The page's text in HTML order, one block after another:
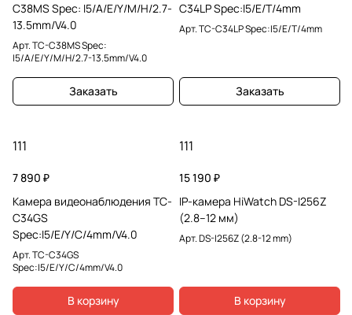
C38MS Spec: I5/A/E/Y/M/H/2.7-
13.5mm/V4.0
Арт.TC-C38MS Spec:
I5/A/E/Y/M/H/2.7-13.5mm/V4.0
Заказать
C34LP Spec:I5/E/T/4mm
Арт.TC-C34LP Spec:I5/E/T/4mm
Заказать
111
7 890 ₽
Камера видеонаблюдения TC-
C34GS
Spec:I5/E/Y/C/4mm/V4.0
Арт.TC-C34GS
Spec:I5/E/Y/C/4mm/V4.0
В корзину
111
15 190 ₽
IP-камера HiWatch DS-I256Z
(2.8–12 мм)
Арт.DS-I256Z (2.8-12 mm)
В корзину